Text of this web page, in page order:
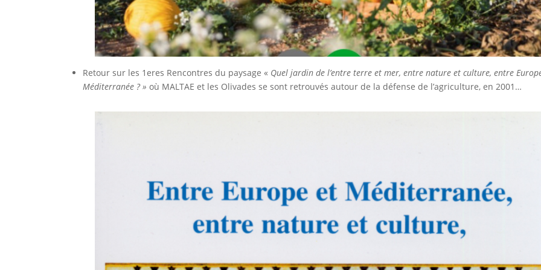
Retour sur les 1eres Rencontres du paysage « Quel jardin de l’entre terre et mer, entre nature et culture, entre
Méditerranée ? » où MALTAE et les Olivades se sont retrouvés autour de la défense de l’agriculture, en 2001…